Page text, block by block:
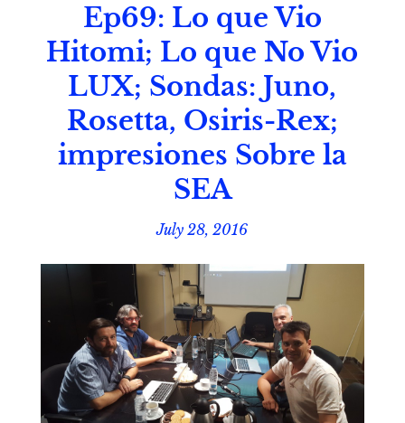
Ep69: Lo que Vio
Hitomi; Lo que No Vio
LUX; Sondas: Juno,
Rosetta, Osiris-Rex;
impresiones Sobre la
SEA
July 28, 2016